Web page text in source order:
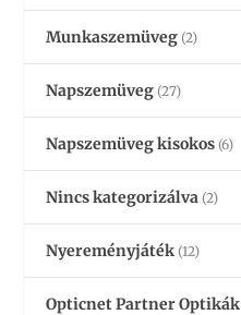
Munkaszemüveg (2)
Napszemüveg (27)
Napszemüveg kisokos (6)
Nincs kategorizálva (2)
Nyereményjáték (12)
Opticnet Partner Optikák